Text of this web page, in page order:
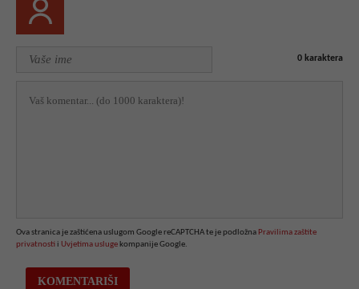
0 karaktera
Ova stranica je zaštićena uslugom Google reCAPTCHA te je podložna Pravilima zaštite
privatnosti i Uvjetima usluge kompanije Google.